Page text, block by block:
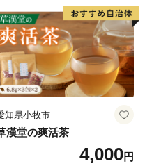
知県小牧市
漢堂の爽活茶
4,000円